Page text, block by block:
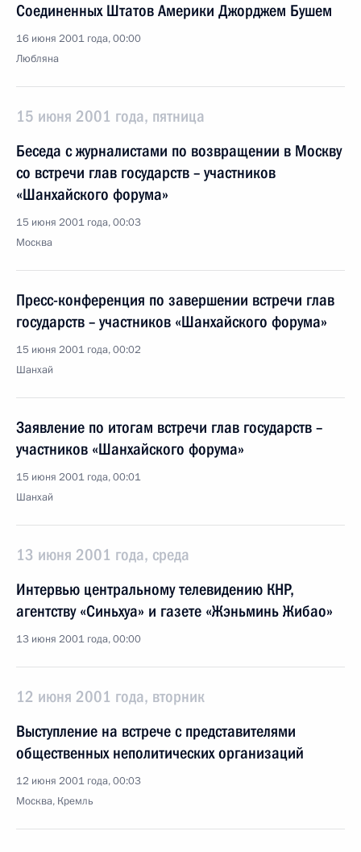
Соединенных Штатов Америки Джорджем Бушем
16 июня 2001 года, 00:00
Любляна
15 июня 2001 года, пятница
Беседа с журналистами по возвращении в Москву
со встречи глав государств – участников
«Шанхайского форума»
15 июня 2001 года, 00:03
Москва
Пресс-конференция по завершении встречи глав
государств – участников «Шанхайского форума»
15 июня 2001 года, 00:02
Шанхай
Заявление по итогам встречи глав государств –
участников «Шанхайского форума»
15 июня 2001 года, 00:01
Шанхай
13 июня 2001 года, среда
Интервью центральному телевидению КНР,
агентству «Синьхуа» и газете «Жэньминь Жибао»
13 июня 2001 года, 00:00
12 июня 2001 года, вторник
Выступление на встрече с представителями
общественных неполитических организаций
12 июня 2001 года, 00:03
Москва, Кремль